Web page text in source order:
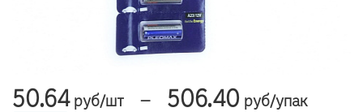
50.64руб/шт — 506.40 руб/упак